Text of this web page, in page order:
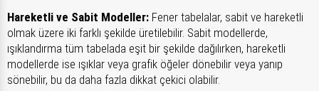
Hareketli ve Sabit Modeller: Fener tabelalar, sabit ve hareketli
olmak üzere iki farklı şekilde üretilebilir. Sabit modellerde,
ışıklandırma tüm tabelada eşit bir şekilde dağılırken, hareketli
modellerde ise ışıklar veya grafik öğeler dönebilir veya yanıp
sönebilir, bu da daha fazla dikkat çekici olabilir.